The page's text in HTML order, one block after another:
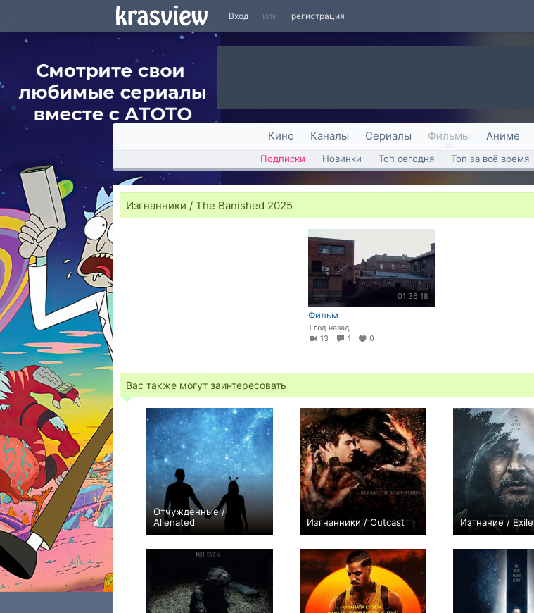
Вход или регистрация
Кино Каналы Сериалы Фильмы Аниме
Подписки Новинки Топ сегодня Топ за всё время
Изгнанники / The Banished 2025
01:36:18
Фильм
1 год назад
13
1 0
Вас также могут заинтересовать
Отчужденные /
Alienated
0
Изгнанники / Outcast
0
Изгнание / Exile
+1